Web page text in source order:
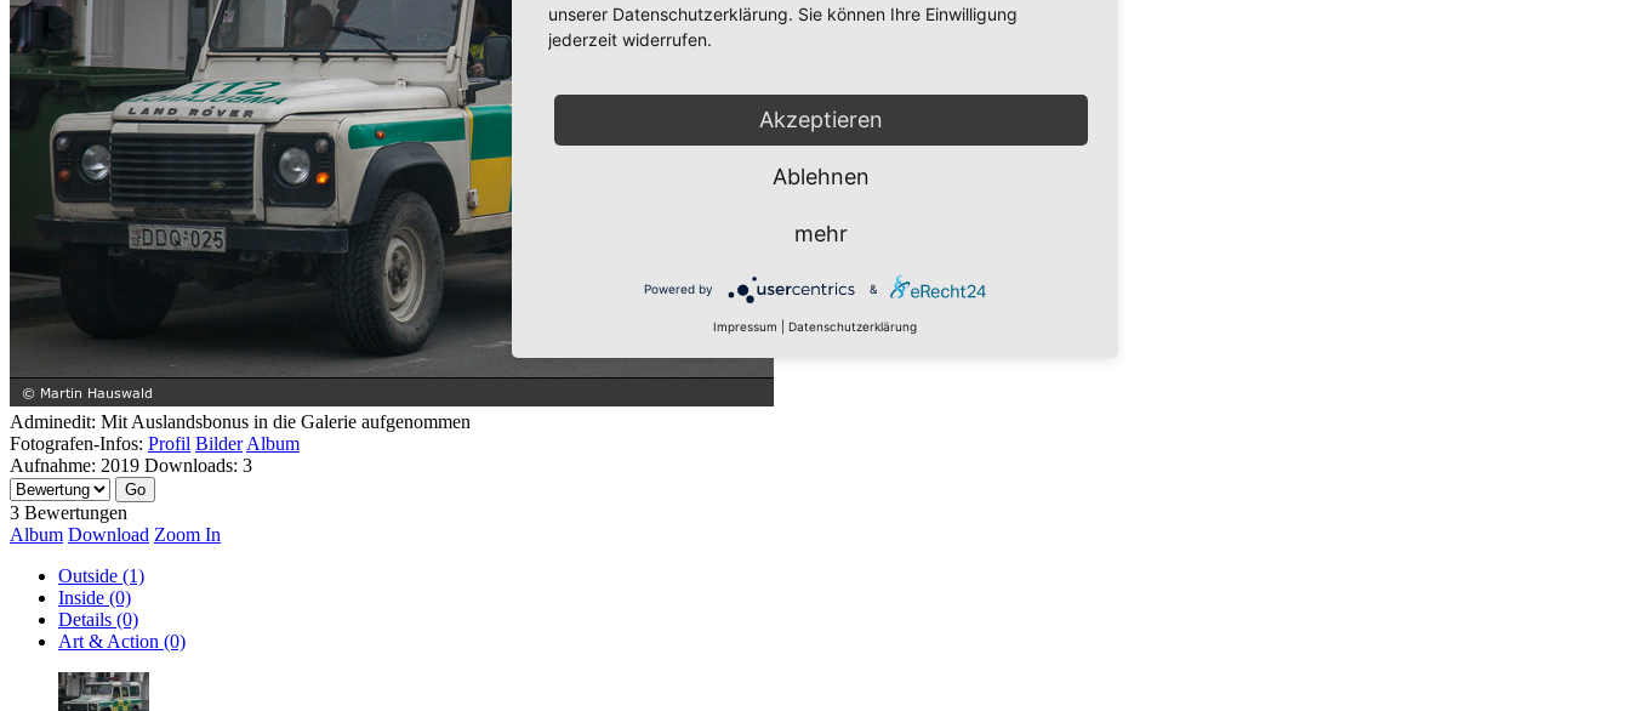
Adminedit: Mit Auslandsbonus in die Galerie aufgenommen
Fotografen-Infos: Profil Bilder Album
Aufnahme: 2019 Downloads: 3
3 Bewertungen
Album Download Zoom In
Outside (1)
Inside (0)
Details (0)
Art & Action (0)
unserer Datenschutzerklärung. Sie können Ihre Einwilligung
jederzeit widerrufen.
Akzeptieren
Ablehnen
mehr
Powered by &
Impressum Datenschutzerklärung